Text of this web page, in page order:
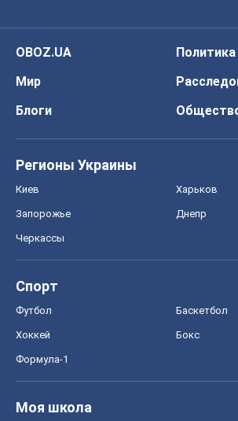
OBOZ.UA
Политика
Мир
Блоги
Регионы Украины
Киев Харьков
Запорожье Днепр
Черкассы
Спорт
Футбол Баскетбол
Хоккей Бокс
Формула-1
Моя школа